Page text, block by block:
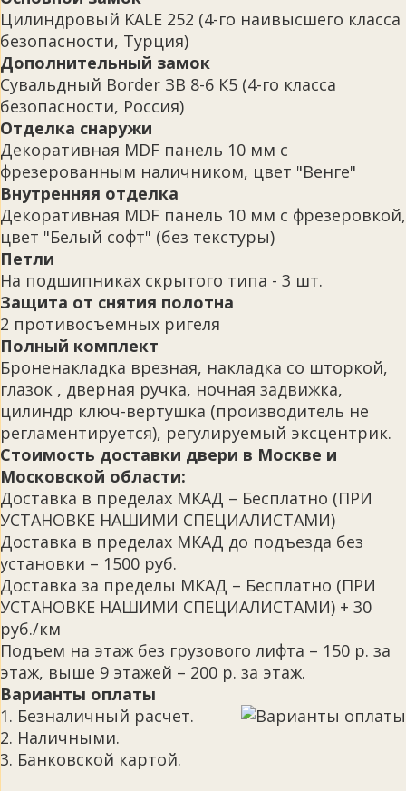
Цилиндровый KALE 252 (4-го наивысшего класса
безопасности, Турция)
Дополнительный замок
Сувальдный Border ЗВ 8-6 К5 (4-го класса
безопасности, Россия)
Отделка снаружи
Декоративная MDF панель 10 мм с
фрезерованным наличником, цвет "Венге"
Внутренняя отделка
Декоративная MDF панель 10 мм с фрезеровкой,
цвет "Белый софт" (без текстуры)
Петли
На подшипниках скрытого типа - 3 шт.
Защита от снятия полотна
2 противосъемных ригеля
Полный комплект
Броненакладка врезная, накладка со шторкой,
глазок , дверная ручка, ночная задвижка,
цилиндр ключ-вертушка (производитель не
регламентируется), регулируемый эксцентрик.
Стоимость доставки двери в Москве и
Московской области:
Доставка в пределах МКАД – Бесплатно (ПРИ
УСТАНОВКЕ НАШИМИ СПЕЦИАЛИСТАМИ)
Доставка в пределах МКАД до подъезда без
установки – 1500 руб.
Доставка за пределы МКАД – Бесплатно (ПРИ
УСТАНОВКЕ НАШИМИ СПЕЦИАЛИСТАМИ) + 30
руб./км
Подъем на этаж без грузового лифта – 150 р. за
этаж, выше 9 этажей – 200 р. за этаж.
Варианты оплаты
1. Безналичный расчет.
2. Наличными.
3. Банковской картой.